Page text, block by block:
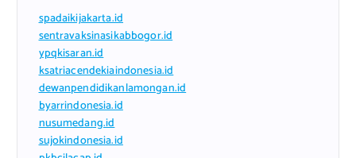
spadaikijakarta.id
sentravaksinasikabbogor.id
ypqkisaran.id
ksatriacendekiaindonesia.id
dewanpendidikanlamongan.id
byarrindonesia.id
nusumedang.id
sujokindonesia.id